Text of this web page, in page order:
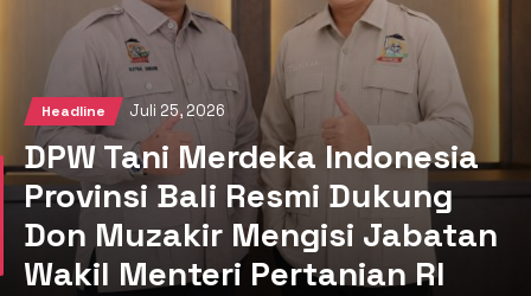
Headline Juli 25, 2026
DPW Tani Merdeka Indonesia
Provinsi Bali Resmi Dukung
Don Muzakir Mengisi Jabatan
Wakil Menteri Pertanian RI